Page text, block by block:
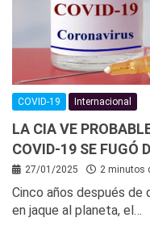
COVID-19 Internacional
LA CIA VE
COVID-19 SE FUGÓ
27/01/2025 2 minutos
Cinco años después de
en jaque al planeta, el…